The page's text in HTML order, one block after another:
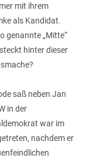
mit ihrem
als Kandidat.
genannte „Mitte“
hinter dieser
saß neben Jan
in der
war im
nachdem er